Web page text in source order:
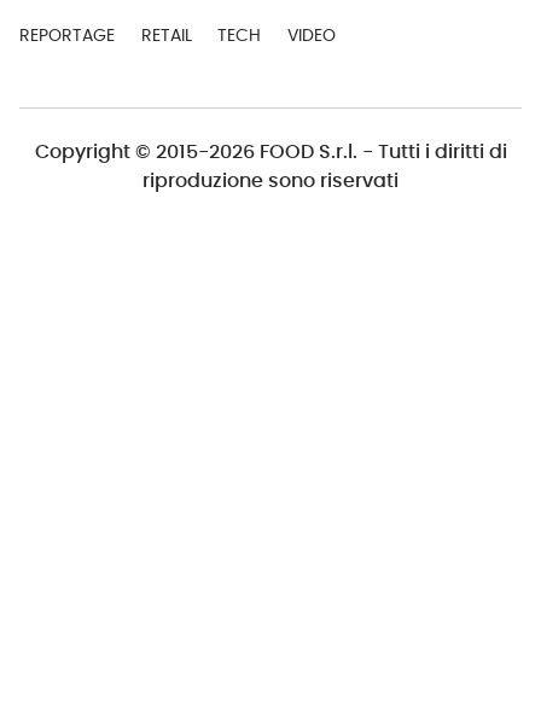
REPORTAGE RETAIL TECH VIDEO
Copyright © 2015-2026 FOOD S.r.l. - Tutti i diritti di
riproduzione sono riservati